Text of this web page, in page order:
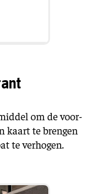
om de voor-
kaart te brengen
te verhogen.